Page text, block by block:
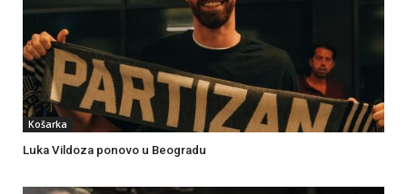
Košarka
Luka Vildoza ponovo u Beogradu